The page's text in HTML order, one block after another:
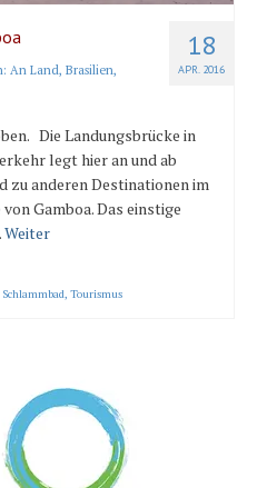
18
APR. 2016
An Land, Brasilien,
Die Landungsbrücke in
legt hier an und ab
zu anderen Destinationen im
Gamboa. Das einstige
Weiter
Schlammbad, Tourismus